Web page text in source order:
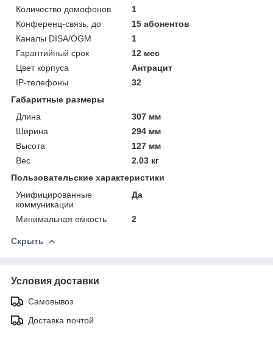
Количество домофонов
1
Конференц-связь, до
15 абонентов
Каналы DISA/OGM
1
Гарантийный срок
12 мес
Цвет корпуса
Антрацит
IP-телефоны
32
Габаритные размеры
Длина
307 мм
Ширина
294 мм
Высота
127 мм
Вес
2.03 кг
Пользовательские характеристики
Унифицированные
коммуникации
Да
Минимальная емкость 2
Скрыть
Условия доставки
Самовывоз
Доставка почтой